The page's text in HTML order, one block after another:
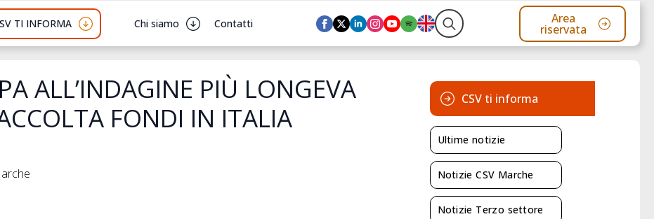
TI INFORMA Chi siamo Contatti
Search
Area
riservata
ALL’INDAGINE PIÙ LONGEVA
FONDI IN ITALIA
CSV ti informa
Ultime notizie
Notizie CSV Marche
Notizie Terzo settore